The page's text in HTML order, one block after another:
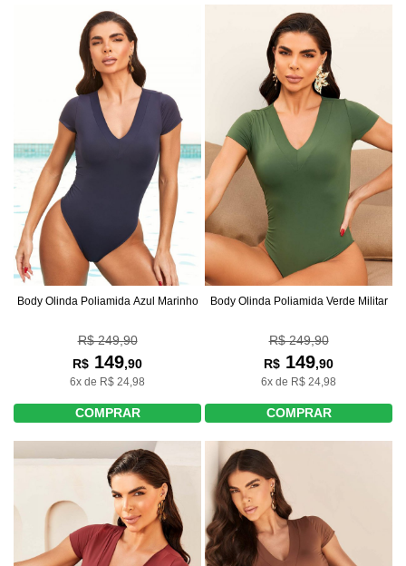
Body Olinda Poliamida Azul Marinho
R$ 249,90
R$ 149,90
6x de R$ 24,98
COMPRAR
Body Olinda Poliamida Verde Militar
R$ 249,90
R$ 149,90
6x de R$ 24,98
COMPRAR